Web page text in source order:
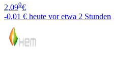
2,099€
-0,01 € heute vor etwa 2 Stunden